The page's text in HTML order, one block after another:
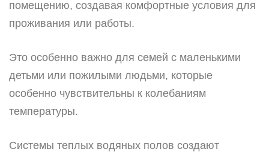
помещению, создавая комфортные условия для
проживания или работы.
Это особенно важно для семей с маленькими
детьми или пожилыми людьми, которые
особенно чувствительны к колебаниям
температуры.
Системы теплых водяных полов создают